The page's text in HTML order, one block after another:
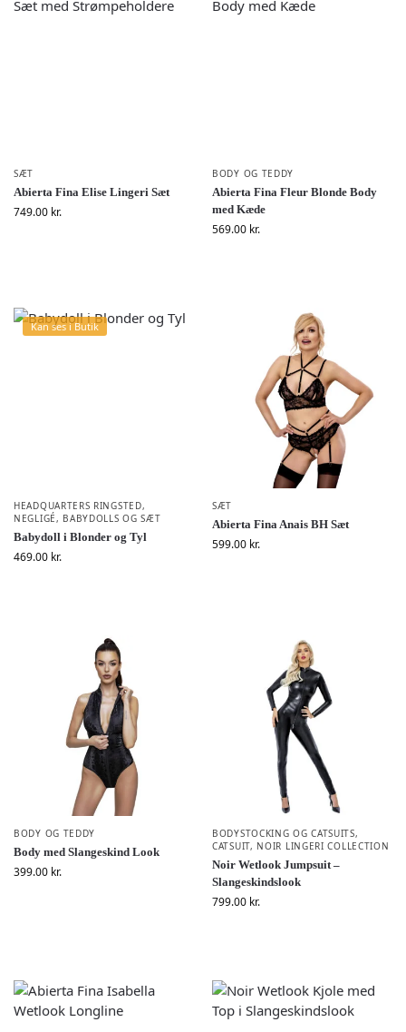
SÆT
Abierta Fina Elise Lingeri Sæt
749.00 kr.
BODY OG TEDDY
Abierta Fina Fleur Blonde Body
med Kæde
569.00 kr.
Kan ses i Butik
HEADQUARTERS RINGSTED,
NEGLIGÉ, BABYDOLLS OG SÆT
Babydoll i Blonder og Tyl
469.00 kr.
SÆT
Abierta Fina Anais BH Sæt
599.00 kr.
BODY OG TEDDY
Body med Slangeskind Look
399.00 kr.
BODYSTOCKING OG CATSUITS,
CATSUIT, NOIR LINGERI COLLECTION
Noir Wetlook Jumpsuit –
Slangeskindslook
799.00 kr.